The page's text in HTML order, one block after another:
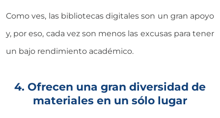
Como ves, las bibliotecas digitales son un gran apoyo
y, por eso, cada vez son menos las excusas para tener
un bajo rendimiento académico.
4. Ofrecen una gran diversidad de
materiales en un sólo lugar